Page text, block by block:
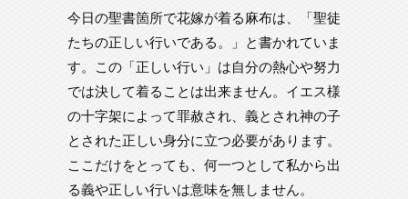
今日の聖書箇所で花嫁が着る麻布は、「聖徒
たちの正しい行いである。」と書かれていま
す。この「正しい行い」は自分の熱心や努力
では決して着ることは出来ません。イエス様
の十字架によって罪赦され、義とされ神の子
とされた正しい身分に立つ必要があります。
ここだけをとっても、何一つとして私から出
る義や正しい行いは意味を無しません。